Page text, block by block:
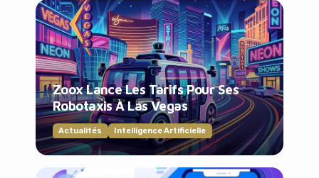
Zoox Lance Les Tarifs Pour Ses
Robotaxis À Las Vegas
Actualités Intelligence Artificielle